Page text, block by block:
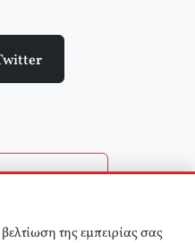
στην αρχική
άρθρωντης εμπειρίας σας